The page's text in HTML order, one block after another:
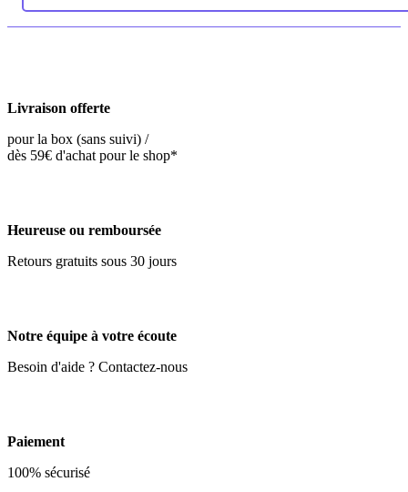
Livraison offerte
pour la box (sans suivi) /
dès 59€ d'achat pour le shop*
Heureuse ou remboursée
Retours gratuits sous 30 jours
Notre équipe à votre écoute
Besoin d'aide ? Contactez-nous
Paiement
100% sécurisé